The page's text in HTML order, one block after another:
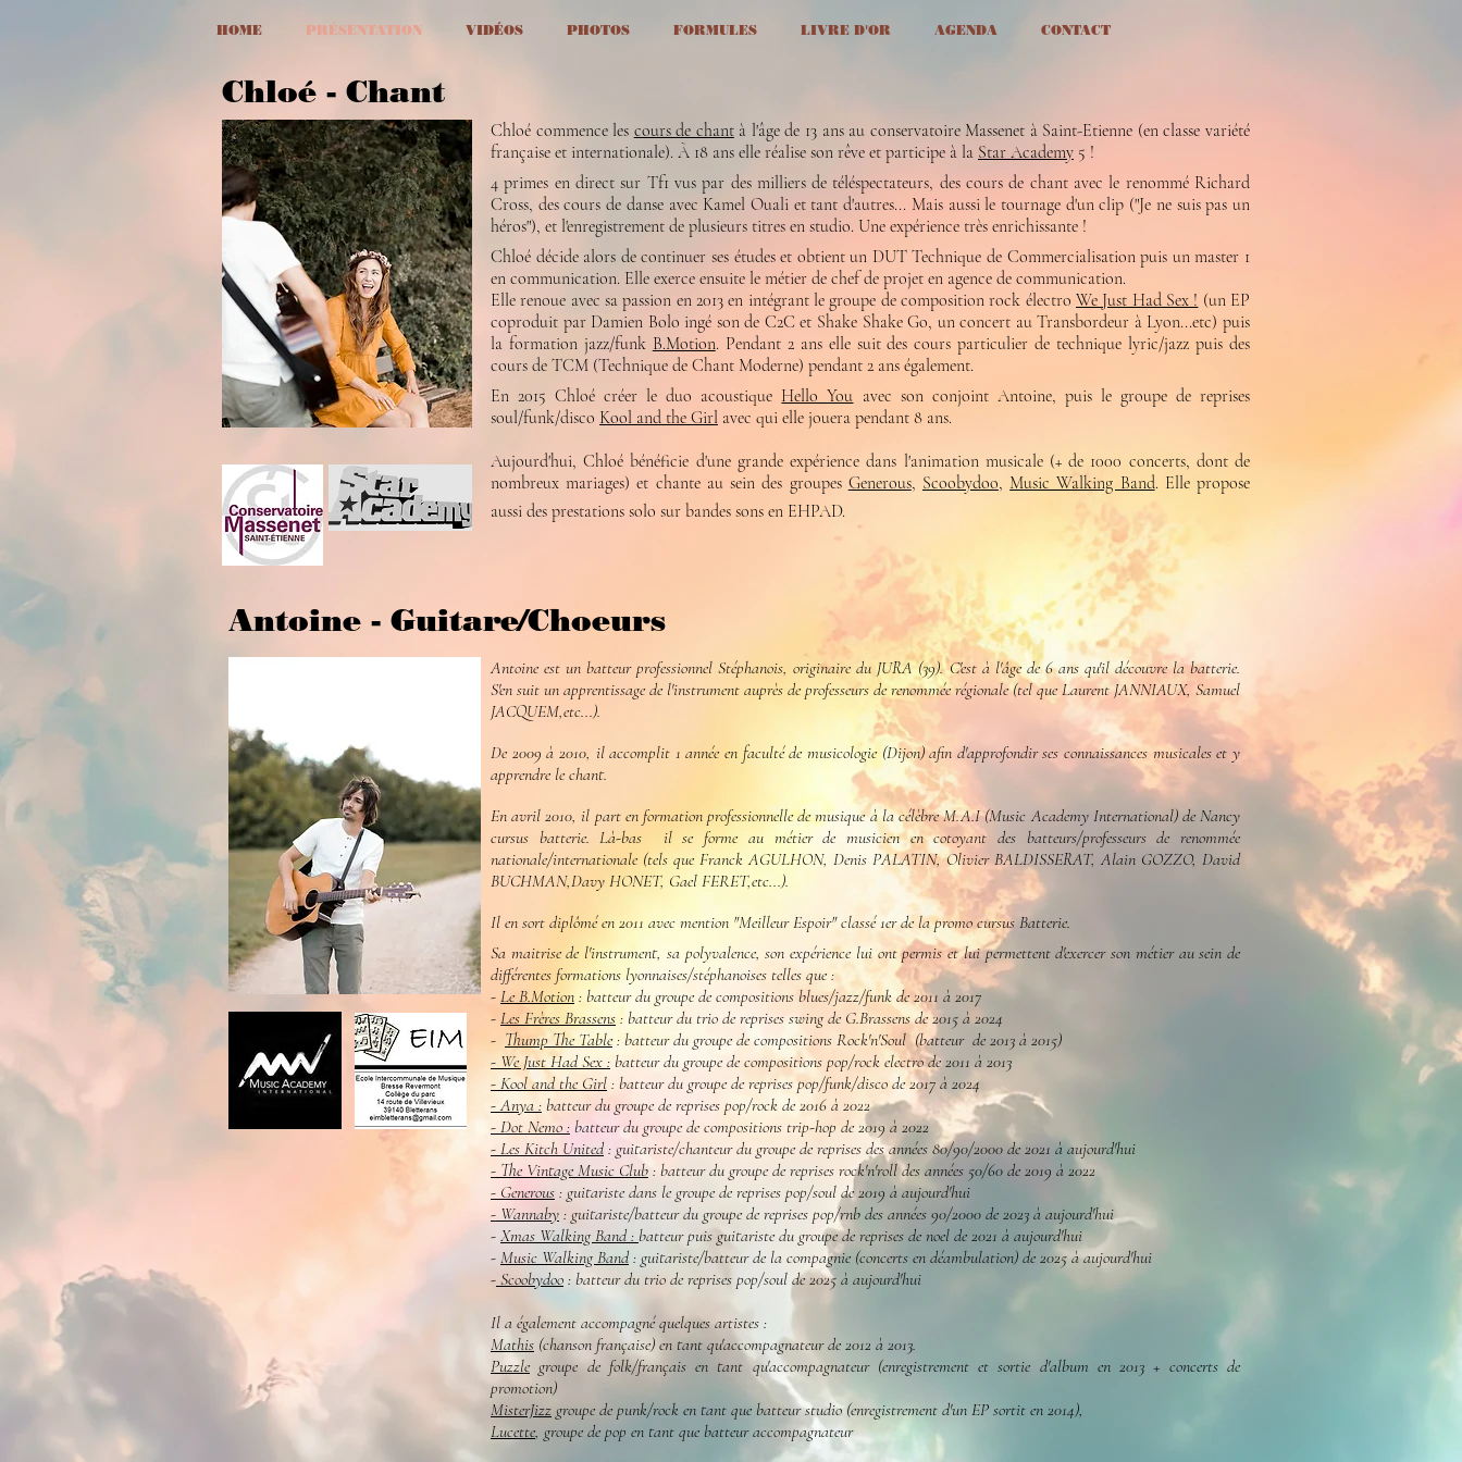
HOME PRÉSENTATION VIDÉOS PHOTOS FORMULES LIVRE D'OR AGENDA CONTACT
Chloé - Chant
Chloé commence les cours de chantà l'âge de 13 ans au conservatoire Massenet à Saint-Etienne (en classe variété
française et internationale). À 18 ans elle réalise son rêve et participe à la Star Academy 5 !
4 primes en direct sur Tf1 vus par des milliers de téléspectateurs, des cours de chant avec le renommé Richard
Cross, des cours de danse avec Kamel Ouali et tant d'autres... Mais aussi le tournage d'un clip ("Je ne suis pas un
héros"), et l'enregistrement de plusieurs titres en studio. Une expérience très enrichissante !
Chloé décide alors de continuer ses études et obtient un DUT Technique de Commercialisation puis un master 1
en communication. Elle exerce ensuite le métier de chef de projet en agence de communication.
Elle renoue avec sa passion en 2013 en intégrant le groupe de composition rock électro We Just Had Sex ! (un EP
coproduit par Damien Bolo ingé son de C2C et Shake Shake Go, un concert au Transbordeur à Lyon...etc) puis
la formation jazz/funk B.Motion. Pendant 2 ans elle suit des cours particulier de technique lyric/jazz puis des
cours de TCM (Technique de Chant Moderne) pendant 2 ans également.​
En 2015 Chloé créer le duo acoustique Hello You avec son conjoint Antoine, puis legroupe de reprises
soul/funk/disco Kool and the Girl avec qui elle jouera pendant 8 ans.
Aujourd'hui, Chloé bénéficie d'une grande expérience dans l'animation musicale (+ de 1000 concerts, dont de
nombreux mariages) et chante au sein des groupes Generous, Scoobydoo, Music Walking Band. Elle propose
aussi des prestations solo sur bandes sons en EHPAD.
Antoine - Guitare/Choeurs
Antoine est un batteur professionnel Stéphanois, originaire du JURA (39). C'est à l'âge de 6 ans qu'il découvre la batterie.
S'en suit un apprentissage de l'instrument auprès de professeurs de renommée régionale (tel que Laurent JANNIAUX, Samuel
JACQUEM,etc...).
De 2009 à 2010, il accomplit 1 année en faculté de musicologie (Dijon) afin d'approfondir ses connaissances musicales et y
apprendre le chant.
En avril 2010, il part en formation professionnelle de musique à la célèbre M.A.I (Music Academy International)de Nancy
cursus batterie.Là-bas il se forme au métier de musicien en cotoyant des batteurs/professeurs de renommée
nationale/internationale (tels que Franck AGULHON, Denis PALATIN, Olivier BALDISSERAT, Alain GOZZO, David
BUCHMAN,Davy HONET, Gael FERET,etc...).
Il en sort diplômé en 2011 avec mention "Meilleur Espoir" classé 1er de la promo cursus Batterie.
Sa maitrise de l'instrument, sa polyvalence, son expérience lui ont permis et lui permettent d'exercer son métier au sein de
différentes formations lyonnaises/stéphanoises telles que :
- Le B.Motion : batteur du groupe de compositions blues/jazz/funk de 2011 à 2017
- Les Frères Brassens : batteur du trio de reprises swing de G.Brassens de 2015 à 2024
- Thump The Table : batteur du groupe de compositions Rock'n'Soul (batteur de 2013 à 2015)
- We Just Had Sex : batteur du groupe de compositions pop/rock electro de 2011 à 2013
- Kool and the Girl : batteur du groupe de reprises pop/funk/disco de 2017 à 2024
- Anya : batteur du groupe de reprises pop/rock de 2016 à 2022
- Dot Nemo : batteur du groupe de compositions trip-hop de 2019 à 2022
- Les Kitch United : guitariste/chanteur du groupe de reprises des années 80/90/2000 de 2021 à aujourd'hui
- The Vintage Music Club : batteur du groupe de reprises rock'n'roll des années 50/60 de 2019 à 2022
- Generous : guitariste dans le groupe de reprises pop/soul de 2019 à aujourd'hui
- Wannaby : guitariste/batteur du groupe de reprises pop/rnb des années 90/2000 de 2023 à aujourd'hui
- Xmas Walking Band : batteur puis guitariste du groupe de reprises de noel de 2021 à aujourd'hui
- Music Walking Band : guitariste/batteur de la compagnie (concerts en déambulation) de 2025 à aujourd'hui
- Scoobydoo : batteur du trio de reprises pop/soul de 2025 à aujourd'hui
Il a également accompagné quelques artistes :
Mathis (chanson française) en tant qu'accompagnateur de 2012 à 2013.
Puzzle groupe de folk/français en tant qu'accompagnateur (enregistrement et sortie d'album en 2013 + concerts de
promotion)
MisterJizz groupe de punk/rock en tant que batteur studio (enregistrement d'un EP sortit en 2014),
Lucette, groupe de pop en tant que batteur accompagnateur